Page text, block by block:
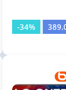
-34%